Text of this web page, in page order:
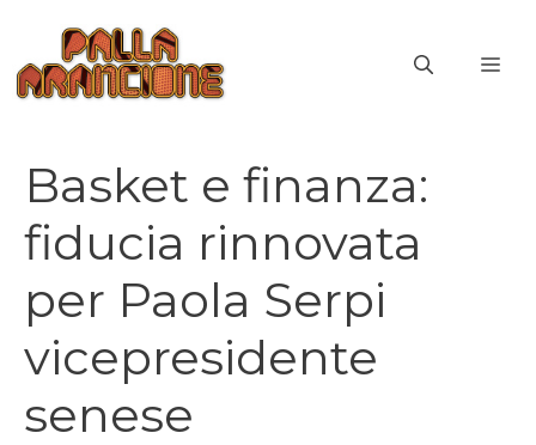
contenuto
Basket e finanza:
fiducia rinnovata
per Paola Serpi
vicepresidente
senese